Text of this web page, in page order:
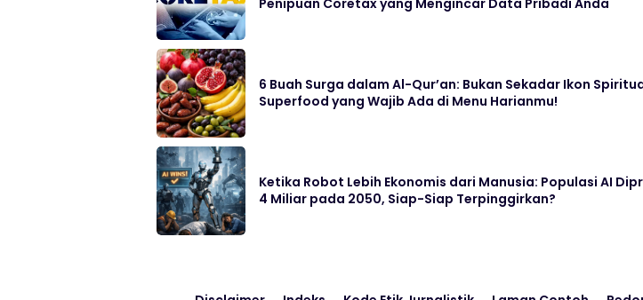
Penipuan Coretax yang Mengincar Data Pribadi Anda
6 Buah Surga dalam Al-Qur’an: Bukan Sekadar Ikon
Superfood yang Wajib Ada di Menu Harianmu!
Ketika Robot Lebih Ekonomis dari Manusia: Populasi AI
4 Miliar pada 2050, Siap-Siap Terpinggirkan?